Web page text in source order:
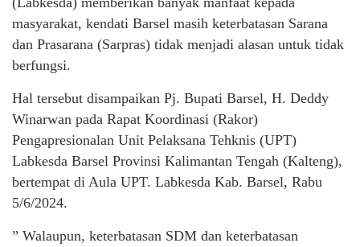
masyarakat, kendati Barsel masih keterbatasan Sarana
dan Prasarana (Sarpras) tidak menjadi alasan untuk tidak
berfungsi.
Hal tersebut disampaikan Pj. Bupati Barsel, H. Deddy
Winarwan pada Rapat Koordinasi (Rakor)
Pengapresionalan Unit Pelaksana Tehknis (UPT)
Labkesda Barsel Provinsi Kalimantan Tengah (Kalteng),
bertempat di Aula UPT. Labkesda Kab. Barsel, Rabu
5/6/2024.
” Walaupun, keterbatasan SDM dan keterbatasan